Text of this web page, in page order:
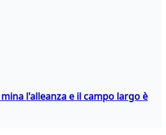
l'alleanza e il campo largo è